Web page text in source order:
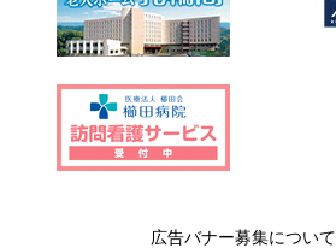
広告バナー募集について